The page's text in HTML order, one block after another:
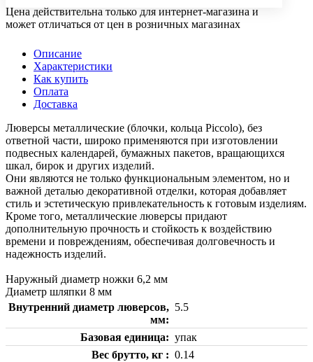
Цена действительна только для интернет-магазина и
может отличаться от цен в розничных магазинах
Описание
Характеристики
Как купить
Оплата
Доставка
Люверсы металлические (блочки, кольца Piccolo), без
ответной части, широко применяются при изготовлении
подвесных календарей, бумажных пакетов, вращающихся
шкал, бирок и других изделий.
Они являются не только функциональным элементом, но и
важной деталью декоративной отделки, которая добавляет
стиль и эстетическую привлекательность к готовым изделиям.
Кроме того, металлические люверсы придают
дополнительную прочность и стойкость к воздействию
времени и повреждениям, обеспечивая долговечность и
надежность изделий.
Наружный диаметр ножки 6,2 мм
Диаметр шляпки 8 мм
Внутренний диаметр люверсов,
мм
5.5
Базовая единица
упак
Вес брутто, кг
0.14